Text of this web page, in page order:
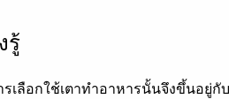
รู้
ลือกใช้เตาทำอาหารนั้นจึงขึ้นอยู่กั